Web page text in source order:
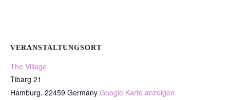
VERANSTALTUNGSORT
The Village
Tibarg 21
Hamburg, 22459 Germany Google Karte anzeigen